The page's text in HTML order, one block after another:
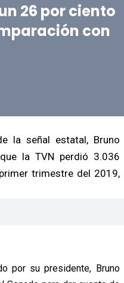
26 por ciento
con
la señal estatal, Bruno
la TVN perdió 3.036
trimestre del 2019,
por su presidente, Bruno